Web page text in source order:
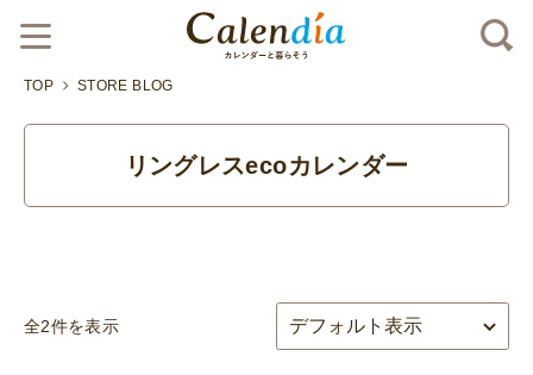
TOP STORE BLOG
リングレスecoカレンダー
全2件を表示